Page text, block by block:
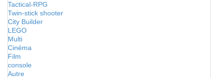
Tactical-RPG
Twin-stick shooter
City Builder
LEGO
Multi
Cinéma
Film
console
Autre